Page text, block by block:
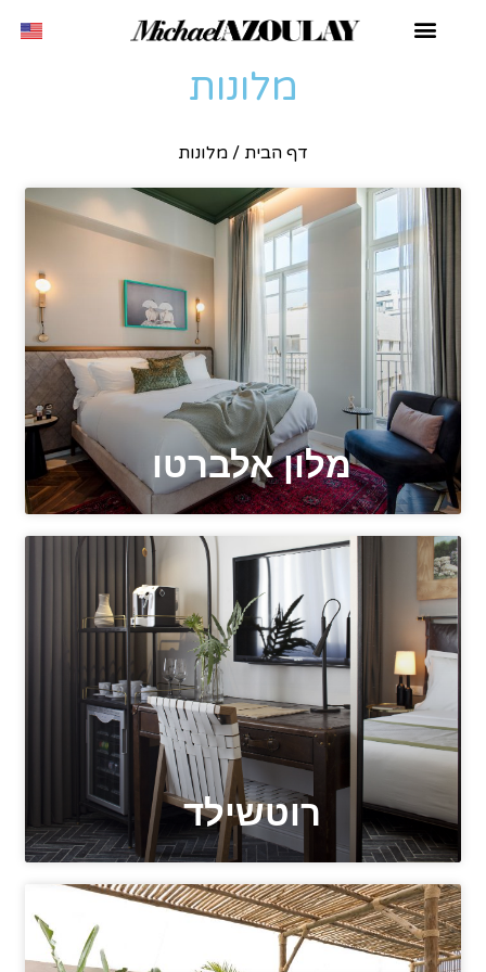
מלונות
דף הבית / מלונות
מלון אלברטו
רוטשילד